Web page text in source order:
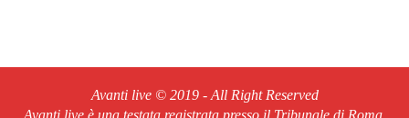
Avanti live © 2019 - All Right Reserved